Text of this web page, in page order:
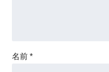
名前 *